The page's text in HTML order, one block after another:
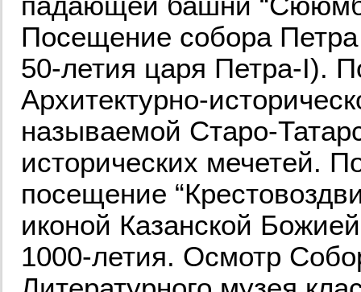
Посещение собора
50-летия царя Петра-I).
Архитектурно-
называемой Старо-
исторических мечетей.
посещение
иконой Казанской
1000-летия. Осмотр